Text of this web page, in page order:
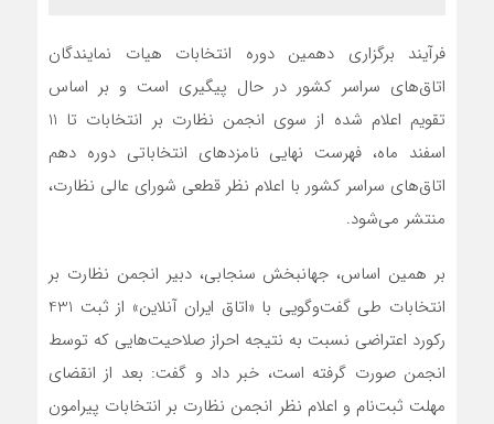
فرآیند برگزاری دهمین دوره انتخابات هیات نمایندگان
اتاق‌های سراسر کشور در حال پیگیری است و بر اساس
تقویم اعلام شده از سوی انجمن نظارت بر انتخابات تا 11
اسفند ماه، فهرست نهایی نامزدهای انتخاباتی دوره دهم
اتاق‌های سراسر کشور با اعلام نظر قطعی شورای عالی نظارت،
منتشر می‌شود.
بر همین اساس، جهانبخش سنجابی، دبیر انجمن نظارت بر
انتخابات طی گفت‌وگویی با «اتاق ایران آنلاین» از ثبت 431
رکورد اعتراضی نسبت به نتیجه احراز صلاحیت‌هایی که توسط
انجمن صورت گرفته است، خبر داد و گفت: بعد از انقضای
مهلت ثبت‌نام و اعلام نظر انجمن نظارت بر انتخابات پیرامون